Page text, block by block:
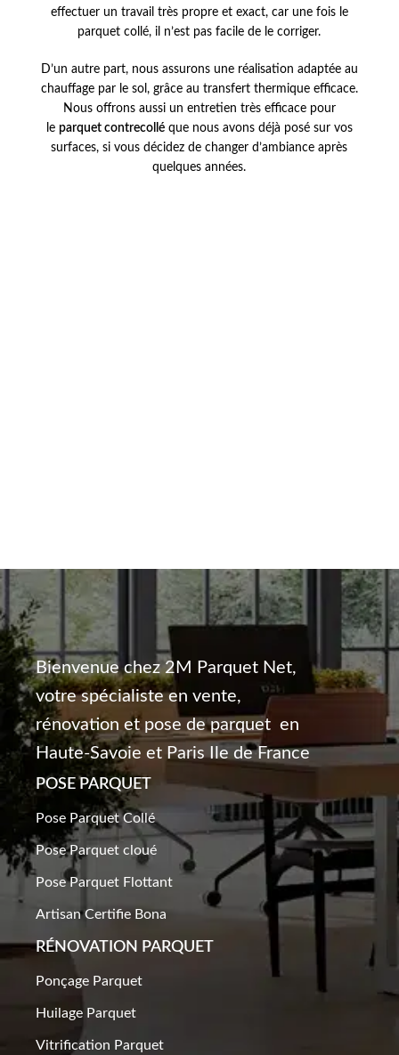
effectuer un travail très propre et exact, car une fois le
parquet collé, il n’est pas facile de le corriger.
D’un autre part, nous assurons une réalisation adaptée au
chauffage par le sol, grâce au transfert thermique efficace.
Nous offrons aussi un entretien très efficace pour
le parquet contrecolléque nous avons déjà posé sur vos
surfaces, si vous décidez de changer d’ambiance après
quelques années.
Bienvenue chez 2M Parquet Net,
votre spécialiste en vente,
rénovation et pose de parquet en
Haute-Savoie et Paris Ile de France
POSE PARQUET
Pose Parquet Collé
Pose Parquet cloué
Pose Parquet Flottant
Artisan Certifie Bona
RÉNOVATION PARQUET​
Ponçage Parquet
Huilage Parquet
Vitrification Parquet